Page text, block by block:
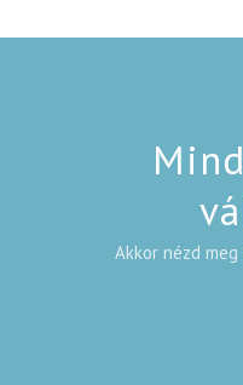
Akkor nézd